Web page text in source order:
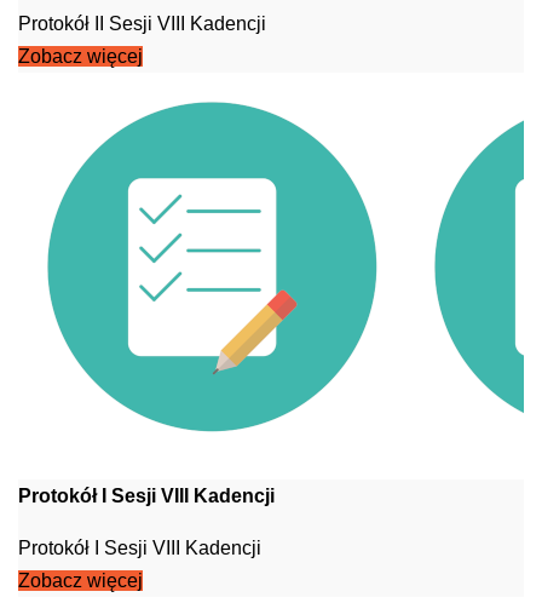
Protokół II Sesji VIII Kadencji
Zobacz więcej
Protokół I Sesji VIII Kadencji
Protokół I Sesji VIII Kadencji
Zobacz więcej